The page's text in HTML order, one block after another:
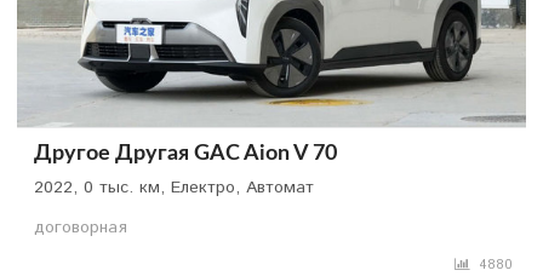
Другое Другая GAC Aion V 70
2022, 0 тыс. км, Електро, Автомат
договорная
4880